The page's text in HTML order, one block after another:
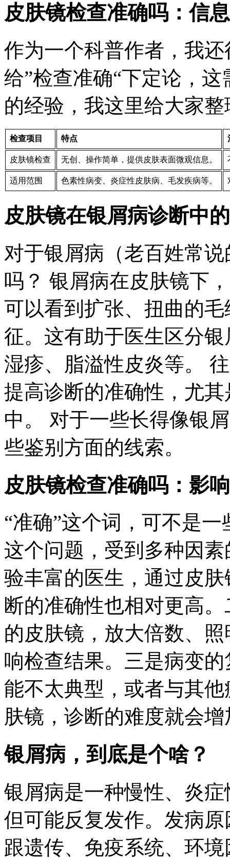
皮肤镜检查准确吗：信
作为一个科普作者，我
给”检查准确“下定论，
的经验，我这里给大家
检查项目 特点
皮肤镜检查 无创、操作简单，提供皮肤表面微观信息。
适用范围 色素性病变、炎症性皮肤病、毛发疾病等。
皮肤镜在银屑病诊断中
对于银屑病（老百姓常
吗？ 银屑病在皮肤镜下
可以看到扩张、扭曲的
征。这有助于医生区分
湿疹、脂溢性皮炎等。
提高诊断的准确性，尤
中。 对于一些长得像银
些鉴别方面的线索。
皮肤镜检查准确吗：影
“准确”这个词，可不是
这个问题，受到多种因
验丰富的医生，通过皮
断的准确性也相对更高
的皮肤镜，放大倍数、
响检查结果。三是病变
能不太典型，或者与其
肤镜，诊断的难度就会增
银屑病，到底是个啥？
银屑病是一种慢性、炎
但可能反复发作。发病
跟遗传、免疫系统、环